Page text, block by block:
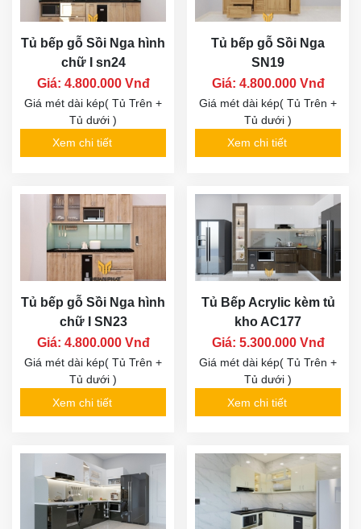
Tủ bếp gỗ Sồi Nga hình
chữ I sn24
Giá: 4.800.000 Vnđ
Giá mét dài kép( Tủ Trên +
Tủ dưới )
Xem chi tiết
Tủ bếp gỗ Sồi Nga
SN19
Giá: 4.800.000 Vnđ
Giá mét dài kép( Tủ Trên +
Tủ dưới )
Xem chi tiết
Tủ bếp gỗ Sồi Nga hình
chữ I SN23
Giá: 4.800.000 Vnđ
Giá mét dài kép( Tủ Trên +
Tủ dưới )
Xem chi tiết
Tủ Bếp Acrylic kèm tủ
kho AC177
Giá: 5.300.000 Vnđ
Giá mét dài kép( Tủ Trên +
Tủ dưới )
Xem chi tiết